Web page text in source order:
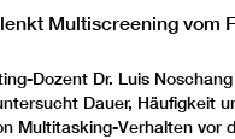
Multiscreening vom
Dozent Dr. Luis
Dauer, Häufigkeit
Multitasking-Verhalten vor